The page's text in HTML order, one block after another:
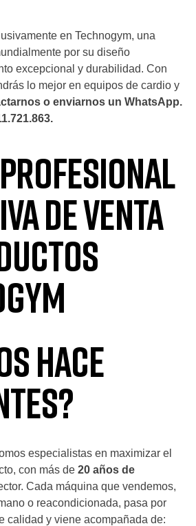
en Technogym, una
por su diseño
excepcional y durabilidad. Con
lo mejor en equipos de cardio y
o enviarnos un WhatsApp.
de venta
Hace
especialistas en maximizar el
con más de 20 años de
Cada máquina que vendemos,
o reacondicionada, pasa por
calidad y viene acompañada de: